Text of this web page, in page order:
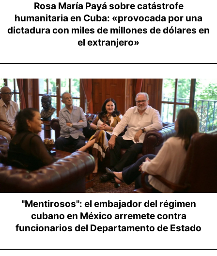
Rosa María Payá sobre catástrofe
humanitaria en Cuba: «provocada por una
dictadura con miles de millones de dólares en
el extranjero»
"Mentirosos": el embajador del régimen
cubano en México arremete contra
funcionarios del Departamento de Estado